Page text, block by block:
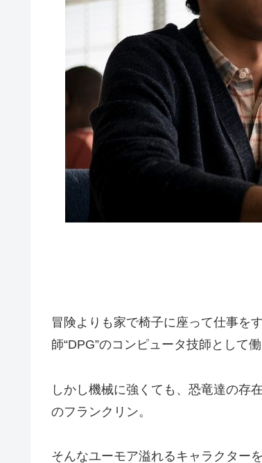
冒険よりも家で椅子に座って仕事を
師“DPG”のコンピュータ技師として
しかし機械に強くても、恐竜達の存
のフランクリン。
そんなユーモア溢れるキャラクター